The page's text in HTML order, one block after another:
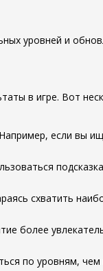
уровней и
в игре. Вот
если вы
схватить
более
по уровням,